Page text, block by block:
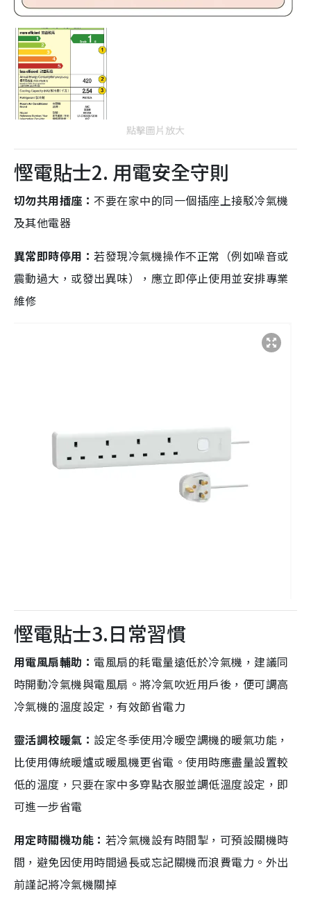
點擊圖片放大
慳電貼士2. 用電安全守則
切勿共用插座： 不要在家中的同一個插座上接駁冷氣機
及其他電器
異常即時停用：若發現冷氣機操作不正常（例如噪音或
震動過大，或發出異味），應立即停止使用並安排專業
維修
慳電貼士3.日常習慣
用電風扇輔助： 電風扇的耗電量遠低於冷氣機，建議同
時開動冷氣機與電風扇。將冷氣吹近用戶後，便可調高
冷氣機的溫度設定，有效節省電力
靈活調校暖氣： 設定冬季使用冷暖空調機的暖氣功能，
比使用傳統暖爐或暖風機更省電。使用時應盡量設置較
低的溫度，只要在家中多穿點衣服並調低溫度設定，即
可進一步省電
用定時關機功能： 若冷氣機設有時間掣，可預設關機時
間，避免因使用時間過長或忘記關機而浪費電力。外出
前謹記將冷氣機關掉